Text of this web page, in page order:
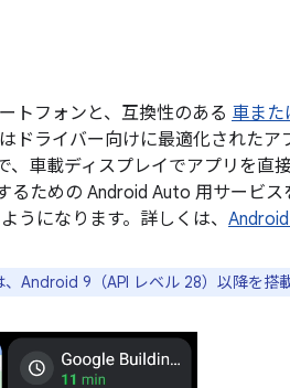
トフォンと、互換性のある 車また
ドライバー向けに最適化されたア
、車載ディスプレイでアプリを直
るための Android Auto 用サービ
うになります。詳しくは、
Android 9（API レベル 28）以降を搭